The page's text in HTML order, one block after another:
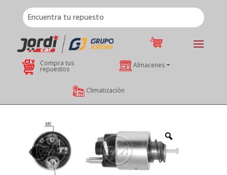
Compra tus
repuestos Almacenes
Climatización